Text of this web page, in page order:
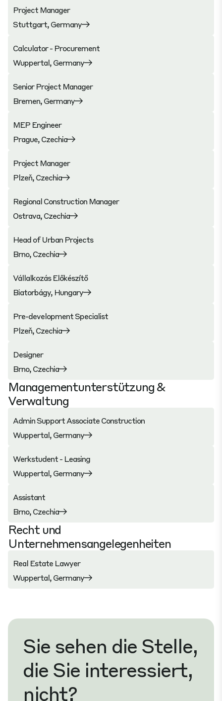
Project Manager
Stuttgart, Germany
Calculator - Procurement
Wuppertal, Germany
Senior Project Manager
Bremen, Germany
MEP Engineer
Prague, Czechia
Project Manager
Plzeň, Czechia
Regional Construction Manager
Ostrava, Czechia
Head of Urban Projects
Brno, Czechia
Vállalkozás Előkészítő
Biatorbágy, Hungary
Pre-development Specialist
Plzeň, Czechia
Designer
Brno, Czechia
Managementunterstützung &
Verwaltung
Admin Support Associate Construction
Wuppertal, Germany
Werkstudent - Leasing
Wuppertal, Germany
Assistant
Brno, Czechia
Recht und
Unternehmensangelegenheiten
Real Estate Lawyer
Wuppertal, Germany
Sie sehen die Stelle,
die Sie interessiert,
nicht?